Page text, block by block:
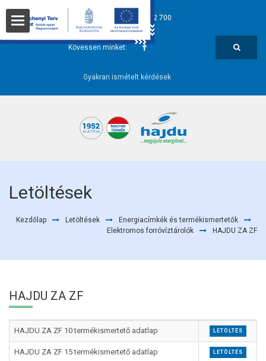
hajdu@hajdurt.hu +36 52 582 700
Kövessen minket:
Gyakran ismételt kérdések
Letöltések
Kezdőlap Letöltések
Energiacímkék és termékismertetők
Elektromos forróvíztárolók
HAJDU ZA ZF
HAJDU ZA ZF
HAJDU ZA ZF 10 termékismertető adatlap LETÖLTÉS
HAJDU ZA ZF 15 termékismertető adatlap LETÖLTÉS